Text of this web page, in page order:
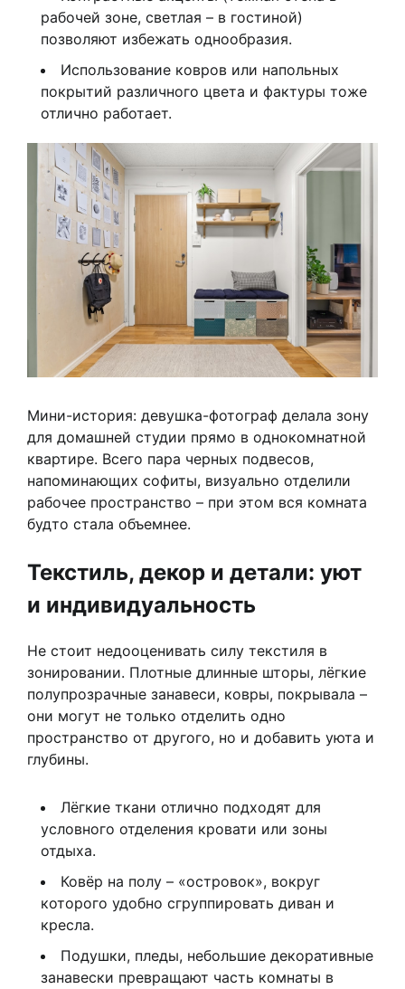
рабочей зоне, светлая – в гостиной)
позволяют избежать однообразия.
Использование ковров или напольных
покрытий различного цвета и фактуры тоже
отлично работает.
Мини-история: девушка-фотограф делала зону
для домашней студии прямо в однокомнатной
квартире. Всего пара черных подвесов,
напоминающих софиты, визуально отделили
рабочее пространство – при этом вся комната
будто стала объемнее.
Текстиль, декор и детали: уют
и индивидуальность
Не стоит недооценивать силу текстиля в
зонировании. Плотные длинные шторы, лёгкие
полупрозрачные занавеси, ковры, покрывала –
они могут не только отделить одно
пространство от другого, но и добавить уюта и
глубины.
Лёгкие ткани отлично подходят для
условного отделения кровати или зоны
отдыха.
Ковёр на полу – «островок», вокруг
которого удобно сгруппировать диван и
кресла.
Подушки, пледы, небольшие декоративные
занавески превращают часть комнаты в